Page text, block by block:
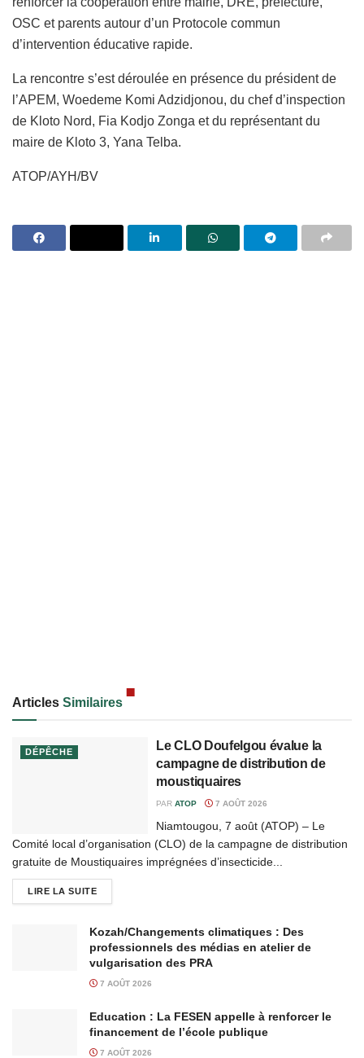
OSC et parents autour d’un Protocole commun
d’intervention éducative rapide.
La rencontre s’est déroulée en présence du président de
l’APEM, Woedeme Komi Adzidjonou, du chef d’inspection
de Kloto Nord, Fia Kodjo Zonga et du représentant du
maire de Kloto 3, Yana Telba.
ATOP/AYH/BV
Articles Similaires
DÉPÊCHE
Le CLO Doufelgou évalue la
campagne de distribution de
moustiquaires
PAR ATOP 7 AOÛT 2026
Niamtougou, 7 août (ATOP) – Le
Comité local d’organisation (CLO) de la campagne de distribution
gratuite de Moustiquaires imprégnées d’insecticide...
LIRE LA SUITE
Kozah/Changements climatiques : Des
professionnels des médias en atelier de
vulgarisation des PRA
7 AOÛT 2026
Education : La FESEN appelle à renforcer le
financement de l’école publique
7 AOÛT 2026